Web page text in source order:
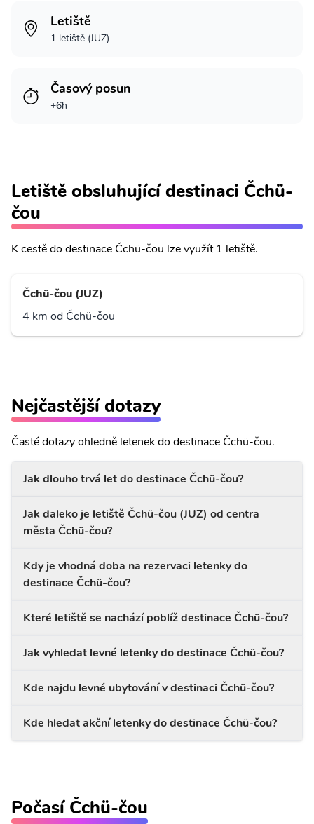
Letiště
1 letiště (JUZ)
Časový posun
+6h
Letiště obsluhující destinaci Čchü-
čou
K cestě do destinace Čchü-čou lze využít 1 letiště.
Čchü-čou (JUZ)
4 km od Čchü-čou
Nejčastější dotazy
Časté dotazy ohledně letenek do destinace Čchü-čou.
Jak dlouho trvá let do destinace Čchü-čou?
Jak daleko je letiště Čchü-čou (JUZ) od centra
města Čchü-čou?
Kdy je vhodná doba na rezervaci letenky do
destinace Čchü-čou?
Které letiště se nachází poblíž destinace Čchü-čou?
Jak vyhledat levné letenky do destinace Čchü-čou?
Kde najdu levné ubytování v destinaci Čchü-čou?
Kde hledat akční letenky do destinace Čchü-čou?
Počasí Čchü-čou